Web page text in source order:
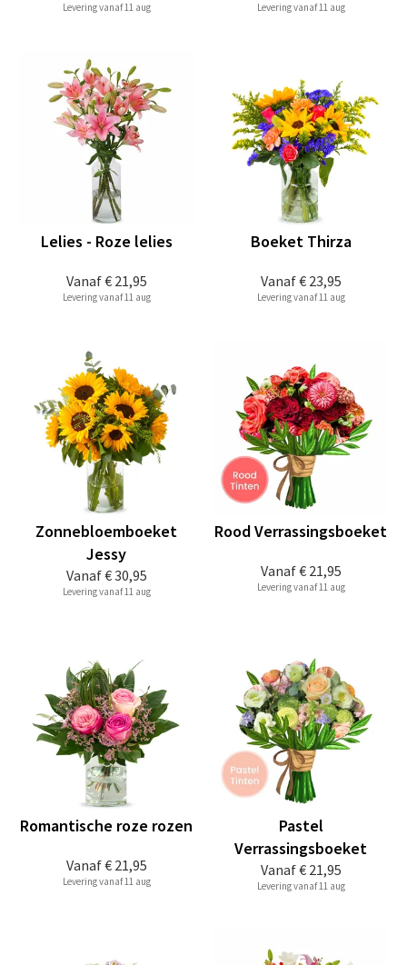
Levering vanaf 11 aug Levering vanaf 11 aug
Vanaf€ 21,95
Lelies - Roze lelies
Levering vanaf 11 aug
Vanaf€ 23,95
Boeket Thirza
Levering vanaf 11 aug
Vanaf€ 30,95
Zonnebloemboeket
Jessy
Levering vanaf 11 aug
Vanaf€ 21,95
Rood Verrassingsboeket
Levering vanaf 11 aug
Vanaf€ 21,95
Romantische roze rozen
Levering vanaf 11 aug
Vanaf€ 21,95
Pastel
Verrassingsboeket
Levering vanaf 11 aug